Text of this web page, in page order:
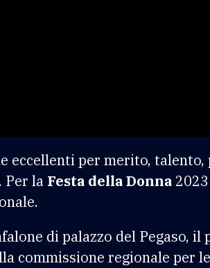
eccellenti per merito, talento,
Per la Festa della Donna
di palazzo del Pegaso,
commissione regionale per